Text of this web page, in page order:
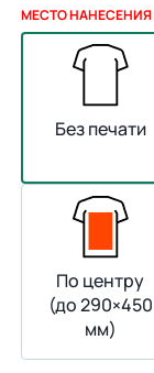
МЕСТО
Без печати
По центру
(до 290×450
мм)